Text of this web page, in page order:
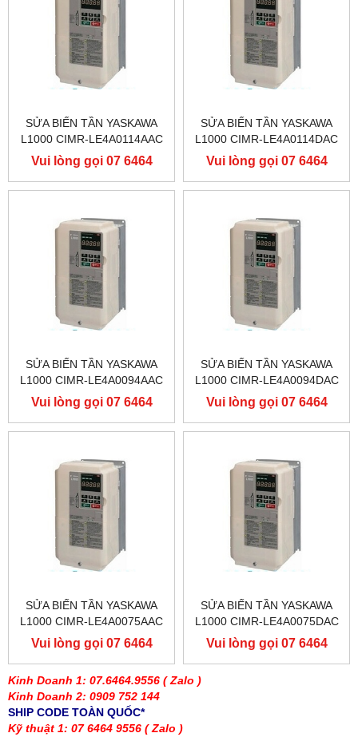
Kinh Doanh 1: 07.6464.9556 ( Zalo )
Kinh Doanh 2: 0909 752 144
SHIP CODE TOÀN QUỐC*
Kỹ thuật 1: 07 6464 9556 ( Zalo )
SỬA BIẾN TẦN YASKAWA
L1000 CIMR-LE4A0114AAC
400V 55KW, BIẾN TẦN
YASKAWA L1000
Vui lòng gọi 07 6464
9556
SỬA BIẾN TẦN YASKAWA
L1000 CIMR-LE4A0114DAC
400V 55KW, BIẾN TẦN
YASKAWA L1000
Vui lòng gọi 07 6464
9556
SỬA BIẾN TẦN YASKAWA
L1000 CIMR-LE4A0094AAC
400V 45KW, BIẾN TẦN
YASKAWA L1000
Vui lòng gọi 07 6464
9556
SỬA BIẾN TẦN YASKAWA
L1000 CIMR-LE4A0094DAC
400V 45KW, BIẾN TẦN
YASKAWA L1000
Vui lòng gọi 07 6464
9556
SỬA BIẾN TẦN YASKAWA
L1000 CIMR-LE4A0075AAC
400V 37KW, BIẾN TẦN
YASKAWA L1000
Vui lòng gọi 07 6464
9556
SỬA BIẾN TẦN YASKAWA
L1000 CIMR-LE4A0075DAC
400V 37KW, BIẾN TẦN
YASKAWA L1000
Vui lòng gọi 07 6464
9556